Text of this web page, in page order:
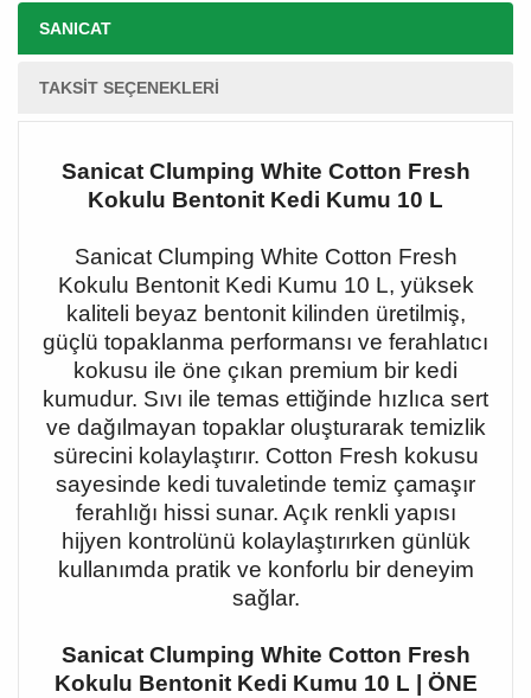
SANICAT
TAKSIT SEÇENEKLERI
Sanicat Clumping White Cotton Fresh
Kokulu Bentonit Kedi Kumu 10 L
Sanicat Clumping White Cotton Fresh
Kokulu Bentonit Kedi Kumu 10 L, yüksek
kaliteli beyaz bentonit kilinden üretilmiş,
güçlü topaklanma performansı ve ferahlatıcı
kokusu ile öne çıkan premium bir kedi
kumudur. Sıvı ile temas ettiğinde hızlıca sert
ve dağılmayan topaklar oluşturarak temizlik
sürecini kolaylaştırır. Cotton Fresh kokusu
sayesinde kedi tuvaletinde temiz çamaşır
ferahlığı hissi sunar. Açık renkli yapısı
hijyen kontrolünü kolaylaştırırken günlük
kullanımda pratik ve konforlu bir deneyim
sağlar.
Sanicat Clumping White Cotton Fresh
Kokulu Bentonit Kedi Kumu 10 L | ÖNE